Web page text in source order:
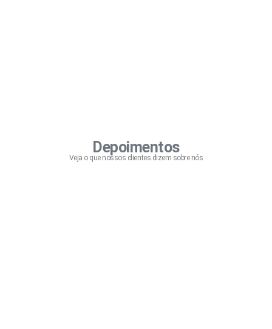
Depoimentos
Veja o que nossos clientes dizem sobre nós